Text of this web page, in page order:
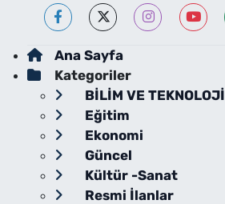
Ana Sayfa
Kategoriler
BİLİM VE TEKNOLOJİ
Eğitim
Ekonomi
Güncel
Kültür -Sanat
Resmi İlanlar